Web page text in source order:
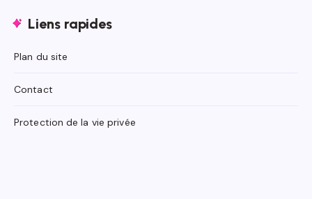
Liens rapides
Plan du site
Contact
Protection de la vie privée